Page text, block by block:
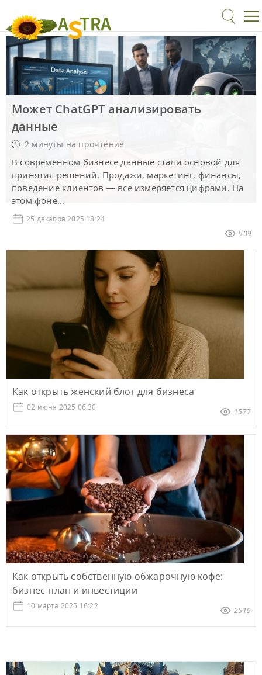
Может ChatGPT анализировать
данные
2 минуты на прочтение
В современном бизнесе данные стали основой для
принятия решений. Продажи, маркетинг, финансы,
поведение клиентов — всё измеряется цифрами. На
этом фоне...
25 декабря 2025 18:24
909
Как открыть женский блог для бизнеса
02 июня 2025 06:30 1577
Как открыть собственную обжарочную кофе:
бизнес-план и инвестиции
10 марта 2025 16:22 2519